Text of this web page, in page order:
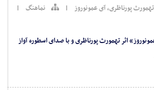
تهمورث پورناظری,آی عمونوروز | نماهنگ
|
اثر تهمورث پورناظری و با صدای اسطوره آواز